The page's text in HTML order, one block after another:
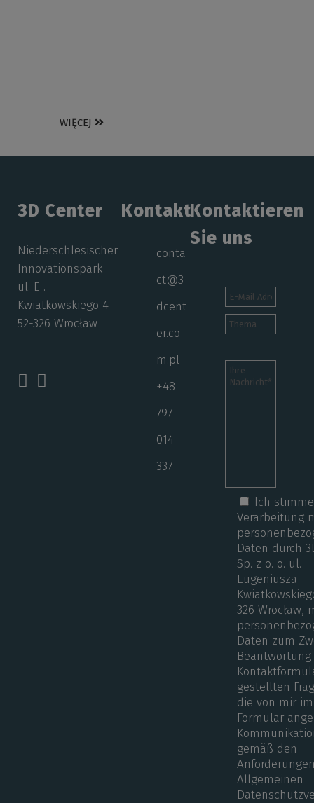
WIĘCEJ
3D Center
Niederschlesischer
Innovationspark
ul. E .
Kwiatkowskiego 4
52-326 Wrocław
Kontakt
conta
ct@3
dcent
er.co
m.pl
+48
797
014
337
Kontaktieren
Sie uns
Ich
Verarbeitung
Daten durch
Sp. z o. o. ul.
Eugeniusza
326 Wrocław,
Daten zum
gestellten
die von mir im
Formular
gemäß den
Allgemeinen